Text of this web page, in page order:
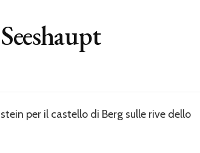
per il castello di Berg sulle rive dello